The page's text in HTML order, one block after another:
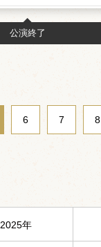
公演終了
6 7 8
2025年